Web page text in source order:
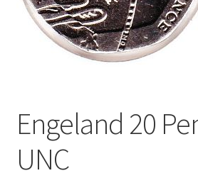
Alg. voorw.
Privacybeleid PMH Enibas
Engeland 20
UNC